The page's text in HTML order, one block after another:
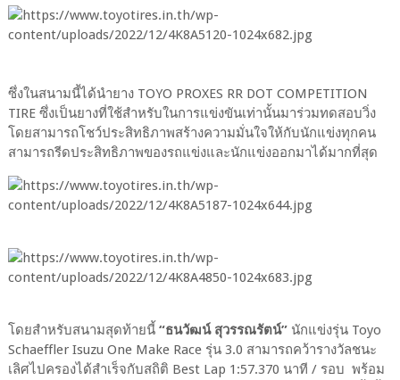
ซึ่งในสนามนี้ได้นำยาง TOYO PROXES RR DOT COMPETITION
TIRE ซึ่งเป็นยางที่ใช้สำหรับในการแข่งขันเท่านั้นมาร่วมทดสอบวิ่ง
โดยสามารถโชว์ประสิทธิภาพสร้างความมั่นใจให้กับนักแข่งทุกคน
สามารถรีดประสิทธิภาพของรถแข่งและนักแข่งออกมาได้มากที่สุด
โดยสำหรับสนามสุดท้ายนี้ “ธนวัฒน์ สุวรรณรัตน์”นักแข่งรุ่น Toyo
Schaeffler Isuzu One Make Race รุ่น 3.0 สามารถคว้ารางวัลชนะ
เลิศไปครองได้สำเร็จกับสถิติ Best Lap 1:57.370 นาที / รอบ พร้อม